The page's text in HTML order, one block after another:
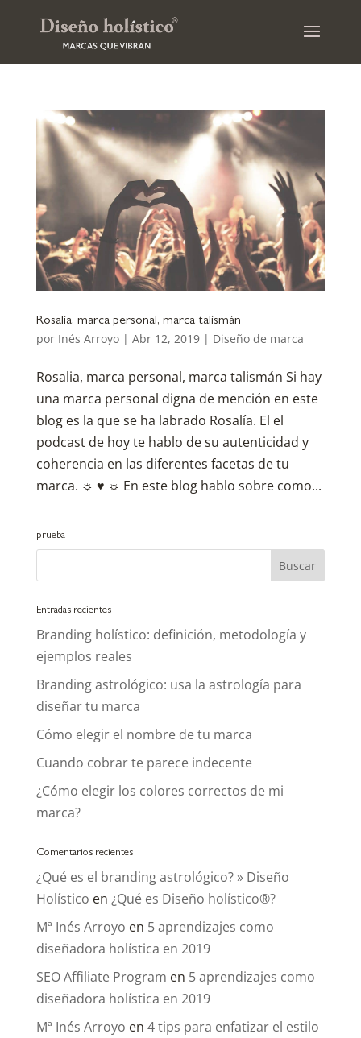
Rosalia, marca personal, marca talismán
por Inés Arroyo| Abr 12, 2019| Diseño de marca
Rosalia, marca personal, marca talismán Si hay
una marca personal digna de mención en este
blog es la que se ha labrado Rosalía. El el
podcast de hoy te hablo de su autenticidad y
coherencia en las diferentes facetas de tu
marca. ☼ ♥ ☼ En este blog hablo sobre como...
prueba
Entradas recientes
Branding holístico: definición, metodología y
ejemplos reales
Branding astrológico: usa la astrología para
diseñar tu marca
Cómo elegir el nombre de tu marca
Cuando cobrar te parece indecente
¿Cómo elegir los colores correctos de mi
marca?
Comentarios recientes
¿Qué es el branding astrológico? » Diseño
Holístico en ¿Qué es Diseño holístico®?
Mª Inés Arroyo en 5 aprendizajes como
diseñadora holística en 2019
SEO Affiliate Program en 5 aprendizajes como
diseñadora holística en 2019
Mª Inés Arroyo en 4 tips para enfatizar el estilo